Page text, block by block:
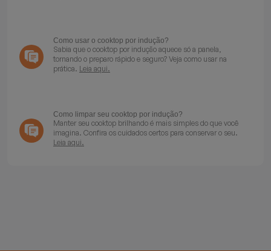
Como usar o cooktop por indução?
Sabia que o cooktop por indução aquece só a panela,
tornando o preparo rápido e seguro? Veja como usar na
prática. Leia aqui.
Como limpar seu cooktop por indução?
Manter seu cooktop brilhando é mais simples do que você
imagina. Confira os cuidados certos para conservar o seu.
Leia aqui.